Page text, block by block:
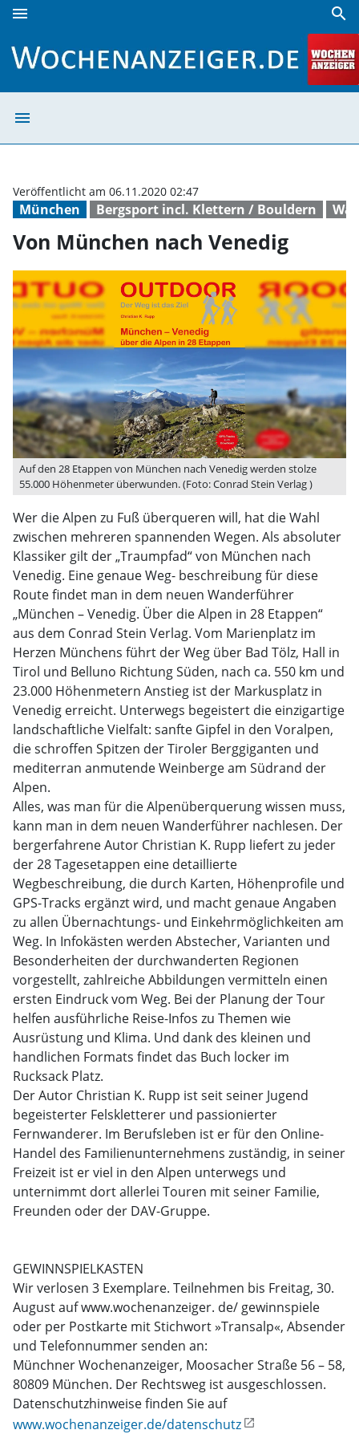
menu search
menu
München Bergsport incl. Klettern / Bouldern
Veröffentlicht am 06.11.2020 02:47
Von München nach Venedig
Auf den 28 Etappen von München nach Venedig werden stolze
55.000 Höhenmeter überwunden. (Foto: Conrad Stein Verlag )
Wer die Alpen zu Fuß überqueren will, hat die Wahl
zwischen mehreren spannenden Wegen. Als absoluter
Klassiker gilt der „Traumpfad“ von München nach
Venedig. Eine genaue Weg- beschreibung für diese
Route findet man in dem neuen Wanderführer
„München – Venedig. Über die Alpen in 28 Etappen“
aus dem Conrad Stein Verlag. Vom Marienplatz im
Herzen Münchens führt der Weg über Bad Tölz, Hall in
Tirol und Belluno Richtung Süden, nach ca. 550 km und
23.000 Höhenmetern Anstieg ist der Markusplatz in
Venedig erreicht. Unterwegs begeistert die einzigartige
landschaftliche Vielfalt: sanfte Gipfel in den Voralpen,
die schroffen Spitzen der Tiroler Berggiganten und
mediterran anmutende Weinberge am Südrand der
Alpen.
Alles, was man für die Alpenüberquerung wissen muss,
kann man in dem neuen Wanderführer nachlesen. Der
bergerfahrene Autor Christian K. Rupp liefert zu jeder
der 28 Tagesetappen eine detaillierte
Wegbeschreibung, die durch Karten, Höhenprofile und
GPS-Tracks ergänzt wird, und macht genaue Angaben
zu allen Übernachtungs- und Einkehrmöglichkeiten am
Weg. In Infokästen werden Abstecher, Varianten und
Besonderheiten der durchwanderten Regionen
vorgestellt, zahlreiche Abbildungen vermitteln einen
ersten Eindruck vom Weg. Bei der Planung der Tour
helfen ausführliche Reise-Infos zu Themen wie
Ausrüstung und Klima. Und dank des kleinen und
handlichen Formats findet das Buch locker im
Rucksack Platz.
Der Autor Christian K. Rupp ist seit seiner Jugend
begeisterter Felskletterer und passionierter
Fernwanderer. Im Berufsleben ist er für den Online-
Handel des Familienunternehmens zuständig, in seiner
Freizeit ist er viel in den Alpen unterwegs und
unternimmt dort allerlei Touren mit seiner Familie,
Freunden oder der DAV-Gruppe.
GEWINNSPIELKASTEN
Wir verlosen 3 Exemplare. Teilnehmen bis Freitag, 30.
August auf www.wochenanzeiger. de/ gewinnspiele
oder per Postkarte mit Stichwort »Transalp«, Absender
und Telefonnummer senden an:
Münchner Wochenanzeiger, Moosacher Straße 56 – 58,
80809 München. Der Rechtsweg ist ausgeschlossen.
Datenschutzhinweise finden Sie auf
www.wochenanzeiger.de/datenschutz